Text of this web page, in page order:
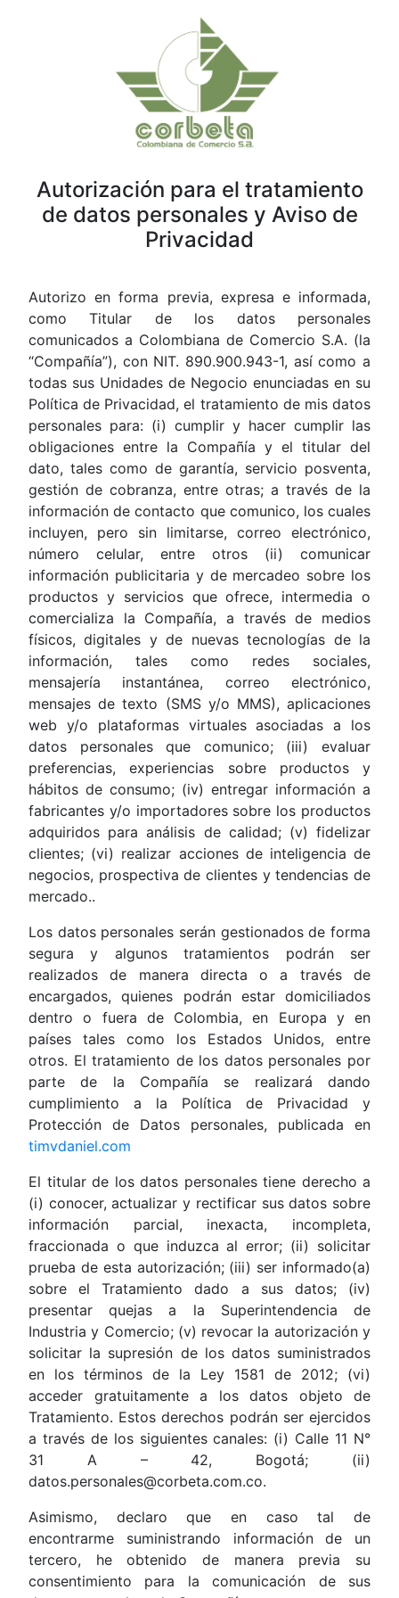
Autorización para el tratamiento
de datos personales y Aviso de
Privacidad
Autorizo en forma previa, expresa e informada,
como Titular de los datos personales
comunicados a Colombiana de Comercio S.A. (la
“Compañía”), con NIT. 890.900.943-1, así como a
todas sus Unidades de Negocio enunciadas en su
Política de Privacidad, el tratamiento de mis datos
personales para: (i) cumplir y hacer cumplir las
obligaciones entre la Compañía y el titular del
dato, tales como de garantía, servicio posventa,
gestión de cobranza, entre otras; a través de la
información de contacto que comunico, los cuales
incluyen, pero sin limitarse, correo electrónico,
número celular, entre otros (ii) comunicar
información publicitaria y de mercadeo sobre los
productos y servicios que ofrece, intermedia o
comercializa la Compañía, a través de medios
físicos, digitales y de nuevas tecnologías de la
información, tales como redes sociales,
mensajería instantánea, correo electrónico,
mensajes de texto (SMS y/o MMS), aplicaciones
web y/o plataformas virtuales asociadas a los
datos personales que comunico; (iii) evaluar
preferencias, experiencias sobre productos y
hábitos de consumo; (iv) entregar información a
fabricantes y/o importadores sobre los productos
adquiridos para análisis de calidad; (v) fidelizar
clientes; (vi) realizar acciones de inteligencia de
negocios, prospectiva de clientes y tendencias de
mercado..
Los datos personales serán gestionados de forma
segura y algunos tratamientos podrán ser
realizados de manera directa o a través de
encargados, quienes podrán estar domiciliados
dentro o fuera de Colombia, en Europa y en
países tales como los Estados Unidos, entre
otros. El tratamiento de los datos personales por
parte de la Compañía se realizará dando
cumplimiento a la Política de Privacidad y
Protección de Datos personales, publicada en
timvdaniel.com
El titular de los datos personales tiene derecho a
(i) conocer, actualizar y rectificar sus datos sobre
información parcial, inexacta, incompleta,
fraccionada o que induzca al error; (ii) solicitar
prueba de esta autorización; (iii) ser informado(a)
sobre el Tratamiento dado a sus datos; (iv)
presentar quejas a la Superintendencia de
Industria y Comercio; (v) revocar la autorización y
solicitar la supresión de los datos suministrados
en los términos de la Ley 1581 de 2012; (vi)
acceder gratuitamente a los datos objeto de
Tratamiento. Estos derechos podrán ser ejercidos
a través de los siguientes canales: (i) Calle 11 N°
31 A – 42, Bogotá; (ii)
datos.personales@corbeta.com.co.
Asimismo, declaro que en caso tal de
encontrarme suministrando información de un
tercero, he obtenido de manera previa su
consentimiento para la comunicación de sus